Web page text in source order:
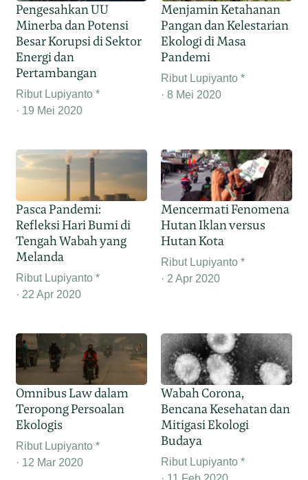
Pengesahkan UU
Minerba dan Potensi
Besar Korupsi di Sektor
Energi dan
Pertambangan
Ribut Lupiyanto *
19 Mei 2020
Menjamin Ketahanan
Pangan dan Kelestarian
Ekologi di Masa
Pandemi
Ribut Lupiyanto *
8 Mei 2020
Pasca Pandemi:
Refleksi Hari Bumi di
Tengah Wabah yang
Melanda
Ribut Lupiyanto *
22 Apr 2020
Mencermati Fenomena
Hutan Iklan versus
Hutan Kota
Ribut Lupiyanto *
2 Apr 2020
Omnibus Law dalam
Teropong Persoalan
Ekologis
Ribut Lupiyanto *
12 Mar 2020
Wabah Corona,
Bencana Kesehatan dan
Mitigasi Ekologi
Budaya
Ribut Lupiyanto *